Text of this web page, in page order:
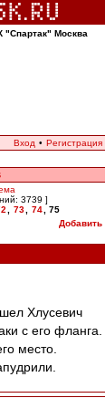
Москва
Вход • Регистрация
3739 ]
73 74
75
Добавить
Хлусевич
с его фланга.
место.